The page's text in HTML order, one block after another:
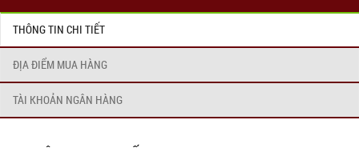
THÔNG TIN CHI TIẾT
ĐỊA ĐIỂM MUA HÀNG
TÀI KHOẢN NGÂN HÀNG